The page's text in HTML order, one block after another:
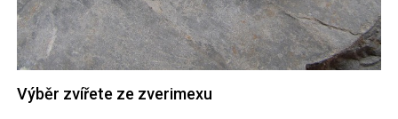
Výběr zvířete ze zverimexu